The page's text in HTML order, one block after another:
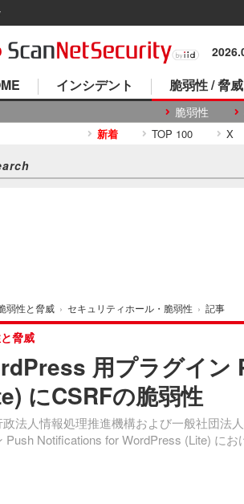
インシデント 脆弱性 / 脅威
脆弱性
新着 TOP 100 X
弱性と脅威 › セキュリティホール・脆弱性 › 記事
用プラグイ
にCSRFの脆弱性
法人情報処理推進機構および一般社団法
Push Notifications for WordPress (Lite) に
脅威